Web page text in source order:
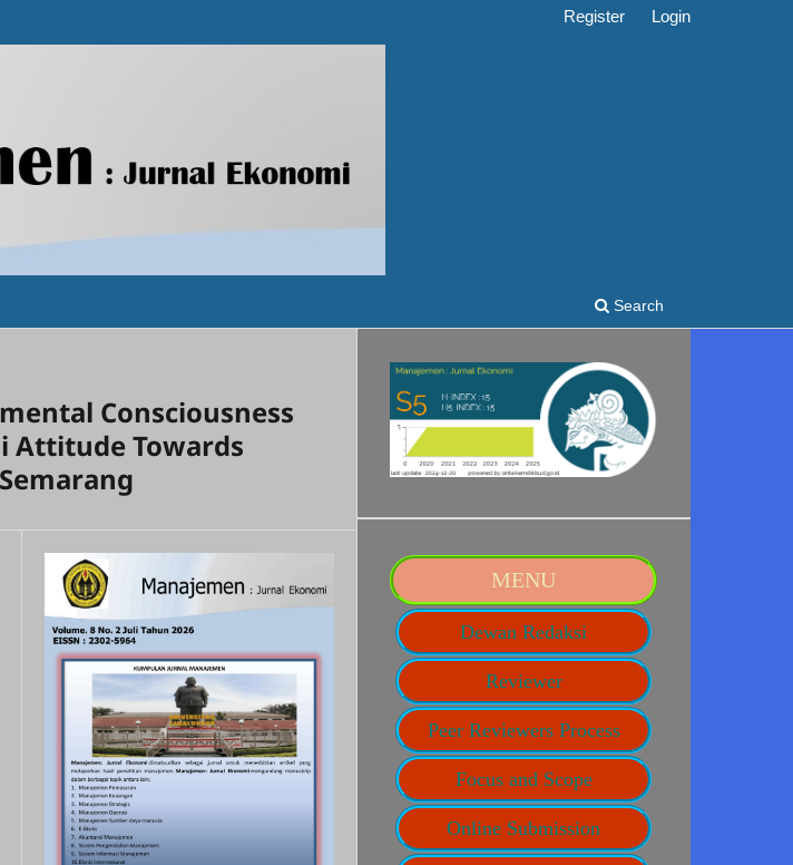
Search
Register Login
Consciousness
Attitude Towards
MENU
Dewan Redaksi
Reviewer
Peer Reviewers Process
Focus and Scope
Online Submission